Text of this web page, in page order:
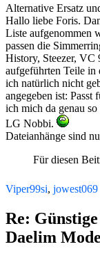
Alternative Ersatz
Hallo liebe Foris.
Liste aufgenommen
passen die
History, Steezer, VC
aufgeführten Teile in
ich natürlich nicht
angegeben ist: Passt
ich mich da genau
LG Nobbi.
Dateianhänge sind
Für diesen
Viper99si, jowest069
Re:
Daelim